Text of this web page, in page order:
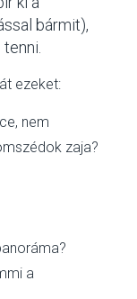
bármit),
ezeket:
nem
zaja?
a